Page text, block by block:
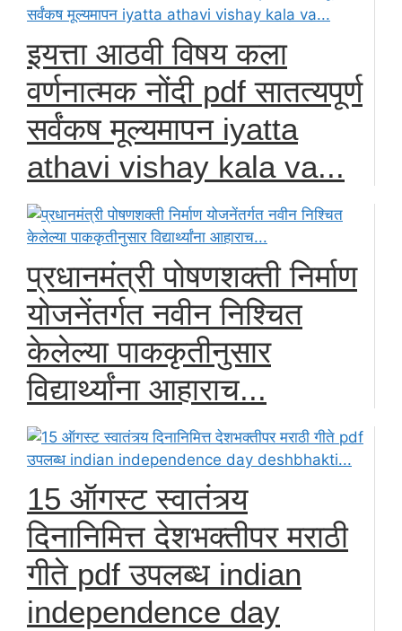
इयत्ता आठवी विषय कला
वर्णनात्मक नोंदी pdf सातत्यपूर्ण
सर्वंकष मूल्यमापन iyatta
athavi vishay kala va...
प्रधानमंत्री पोषणशक्ती निर्माण
योजनेंतर्गत नवीन निश्चित
केलेल्या पाककृतीनुसार
विद्यार्थ्यांना आहाराच...
15 ऑगस्ट स्वातंत्र्य
दिनानिमित्त देशभक्तीपर मराठी
गीते pdf उपलब्ध indian
independence day